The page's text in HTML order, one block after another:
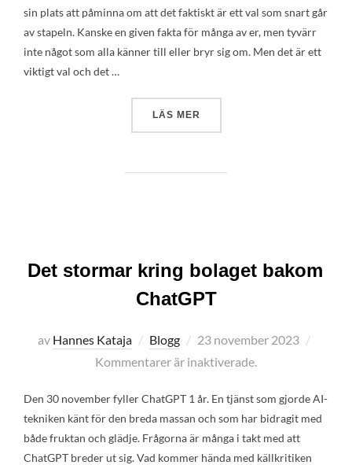
sin plats att påminna om att det faktiskt är ett val som snart går
av stapeln. Kanske en given fakta för många av er, men tyvärr
inte något som alla känner till eller bryr sig om. Men det är ett
viktigt val och det …
LÄS MER
Det stormar kring bolaget bakom
ChatGPT
av Hannes Kataja Blogg
Publicerat
den
23 november 2023
Kommentarer är inaktiverade.
Den 30 november fyller ChatGPT 1 år. En tjänst som gjorde AI-
tekniken känt för den breda massan och som har bidragit med
både fruktan och glädje. Frågorna är många i takt med att
ChatGPT breder ut sig. Vad kommer hända med källkritiken